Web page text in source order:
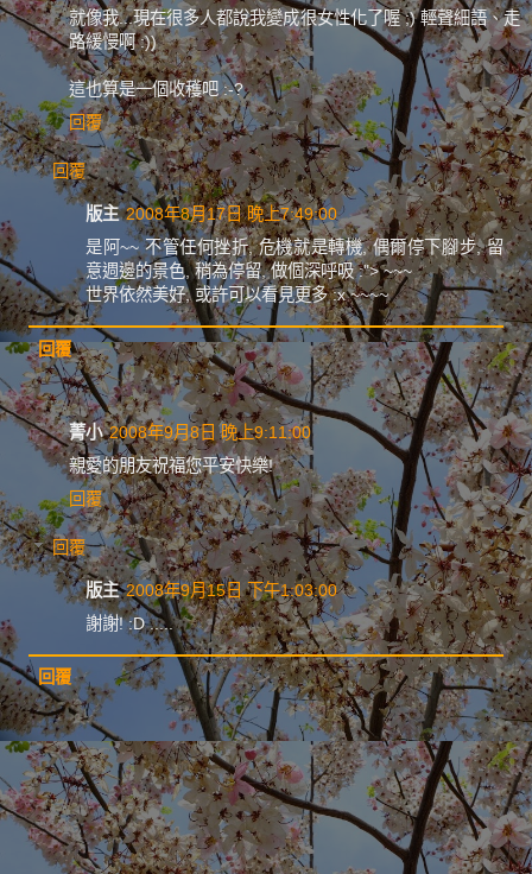
就像我...現在很多人都說我變成很女性化了喔 ;) 輕聲細語、走
路緩慢啊 :))
這也算是一個收穫吧 :-?
回覆
回覆
版主 2008年8月17日 晚上7:49:00
是阿~~ 不管任何挫折, 危機就是轉機, 偶爾停下腳步, 留
意週邊的景色, 稍為停留, 做個深呼吸 :"> ~~~
世界依然美好, 或許可以看見更多 :x ~~~~
回覆
菁小 2008年9月8日 晚上9:11:00
親愛的朋友祝福您平安快樂!
回覆
回覆
版主 2008年9月15日 下午1:03:00
謝謝! :D .....
回覆